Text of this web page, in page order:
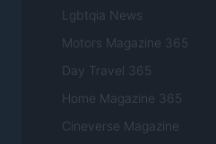
Lgbtqia News
Motors Magazine 365
Day Travel 365
Home Magazine 365
Cineverse Magazine